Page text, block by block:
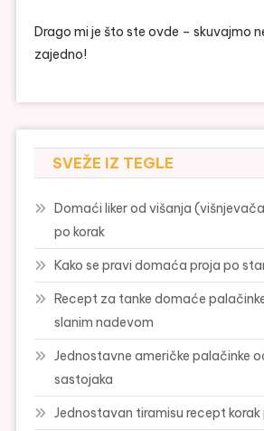
Drago mi je što ste ovde – skuvajmo
zajedno!
SVEŽE IZ TEGLE
Domaći liker od višanja
po korak
Kako se pravi domaća proja po
Recept za tanke domaće
slanim nadevom
Jednostavne američke palačinke
sastojaka
Jednostavan tiramisu recept korak